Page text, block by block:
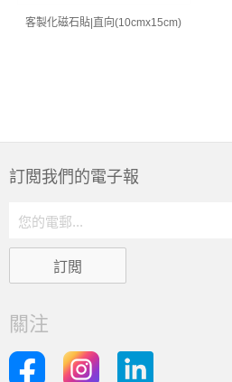
客製化磁石貼|直向(10cmx15cm)
訂閲我們的電子報
關注